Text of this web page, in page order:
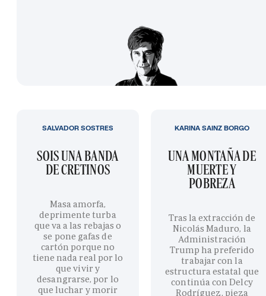
SOIS UNA BANDA
DE CRETINOS
Masa amorfa,
deprimente turba
que va a las rebajas o
se pone gafas de
cartón porque no
tiene nada real por lo
que vivir y
desangrarse, por lo
que luchar y morir
SALVADOR SOSTRES
UNA MONTAÑA DE
MUERTE Y
POBREZA
Tras la extracción de
Nicolás Maduro, la
Administración
Trump ha preferido
trabajar con la
estructura estatal que
continúa con Delcy
Rodríguez, pieza
KARINA SAINZ BORGO